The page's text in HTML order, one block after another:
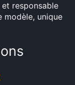
responsable
modèle, unique